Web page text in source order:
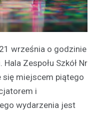
września o godzinie
Zespołu Szkół Nr
się miejscem piątego
i
wydarzenia jest